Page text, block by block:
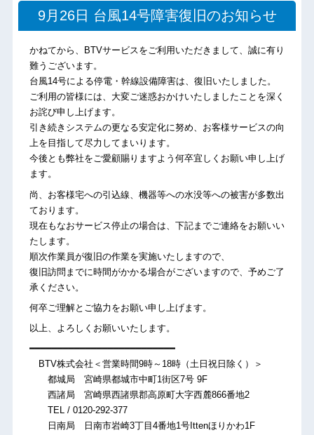
9月26日 台風14号障害復旧のお知らせ
かねてから、BTVサービスをご利用いただきまして、誠に有り
難うございます。
台風14号による停電・幹線設備障害は、復旧いたしました。
ご利用の皆様には、大変ご迷惑おかけいたしましたことを深く
お詫び申し上げます。
引き続きシステムの更なる安定化に努め、お客様サービスの向
上を目指して尽力してまいります。
今後とも弊社をご愛顧賜りますよう何卒宜しくお願い申し上げ
ます。
尚、お客様宅への引込線、機器等への水没等への被害が多数出
ております。
現在もなおサービス停止の場合は、下記までご連絡をお願いい
たします。
順次作業員が復旧の作業を実施いたしますので、
復旧訪問までに時間がかかる場合がございますので、予めご了
承ください。
何卒ご理解とご協力をお願い申し上げます。
以上、よろしくお願いいたします。
━━━━━━━━━━━━━━━━━━━━━━━━━━
BTV株式会社＜営業時間9時～18時（土日祝日除く）＞
都城局 宮崎県都城市中町1街区7号 9F
西諸局 宮崎県西諸県郡高原町大字西麓866番地2
TEL / 0120-292-377
日南局 日南市岩崎3丁目4番地1号Ittenほりかわ1F